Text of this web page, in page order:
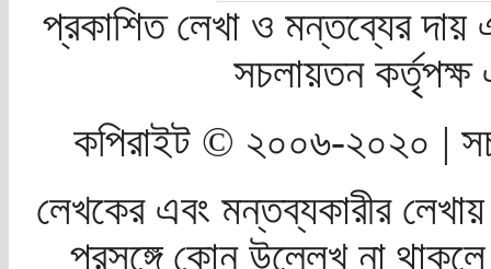
প্রকাশিত লেখা ও মন্তব্যের দায়
সচলায়তন
কপিরাইট © ২০০৬-২০২০ |
লেখকের এবং মন্তব্যকারীর
প্রসঙ্গে কোন উল্লেখ না